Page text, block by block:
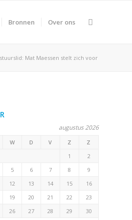
Bronnen Over ons
Mat Maessen stelt zich voor
augustus 2026
W D V Z
Z
1
2
5 6 7 8
9
12 13 14 15
16
19 20 21 22
23
26 27 28 29
30